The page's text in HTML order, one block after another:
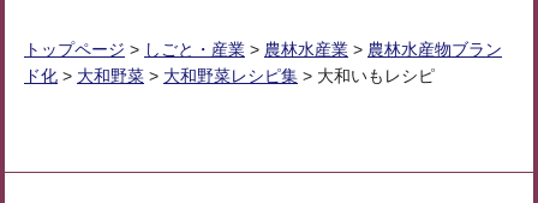
トップページ > しごと・産業 > 農林水産業 > 農林水産物ブラン
ド化 > 大和野菜 > 大和野菜レシピ集 > 大和いもレシピ